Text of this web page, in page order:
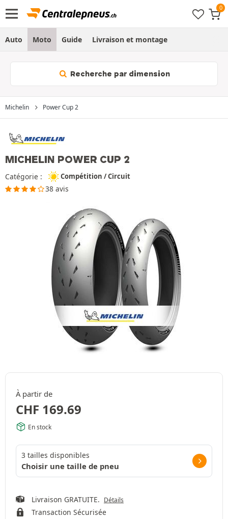
Auto Moto Guide Livraison et montage
Recherche par dimension
Michelin Power Cup 2
MICHELIN POWER CUP 2
Catégorie : Compétition / Circuit
38 avis
À partir de
CHF 169.69
En stock
3 tailles disponibles
Choisir une taille de pneu
Livraison GRATUITE. Détails
Transaction Sécurisée